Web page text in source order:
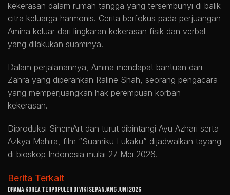
kekerasan dalam rumah tangga yang tersembunyi di balik
citra keluarga harmonis. Cerita berfokus pada perjuangan
Amina keluar dari lingkaran kekerasan fisik dan verbal
yang dilakukan suaminya.
Dalam perjalanannya, Amina mendapat bantuan dari
Zahra yang diperankan Raline Shah, seorang pengacara
yang memperjuangkan hak perempuan korban
kekerasan.
Diproduksi SinemArt dan turut dibintangi Ayu Azhari serta
Azkya Mahira, film “Suamiku Lukaku” dijadwalkan tayang
di bioskop Indonesia mulai 27 Mei 2026.
Berita Terkait
Drama Korea Terpopuler di Viki Sepanjang Juni 2026